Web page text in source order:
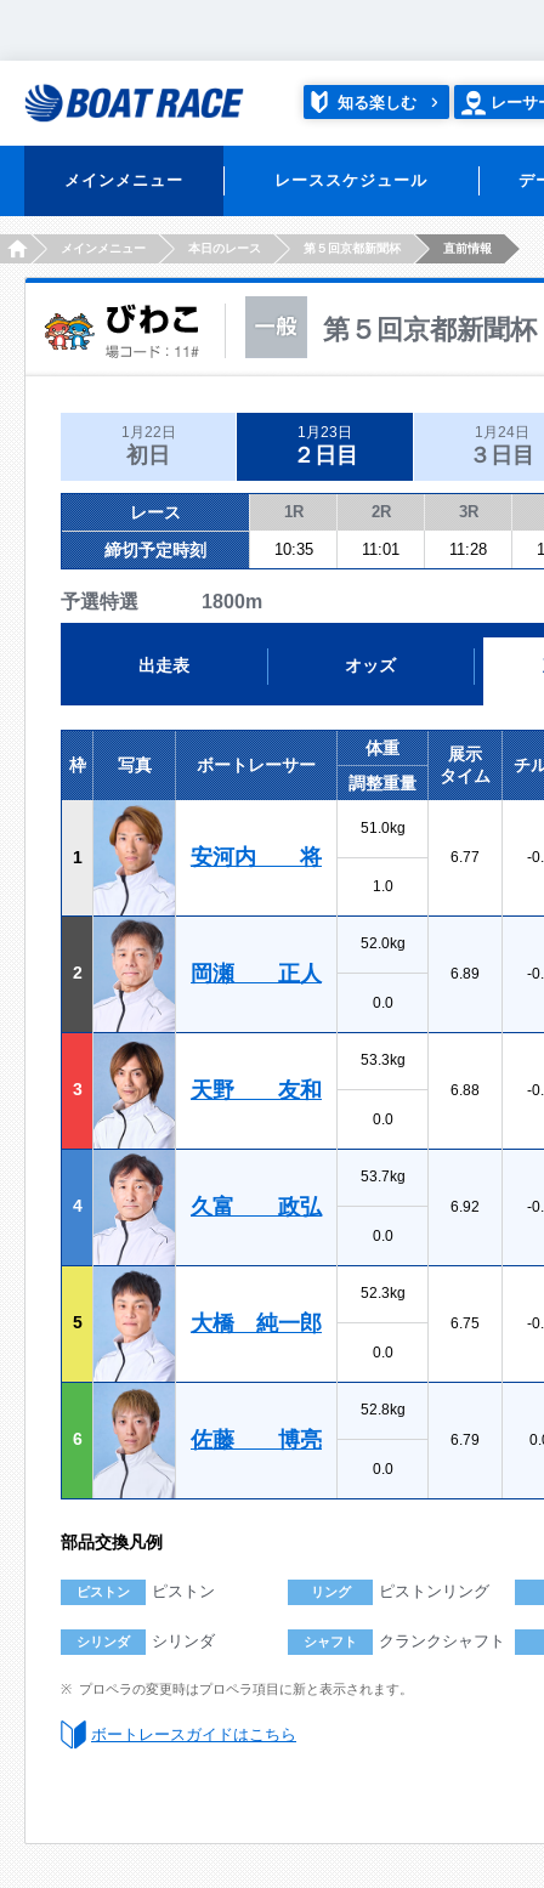
知る楽しむ レーサ
メインメニュー レーススケジュール デ
HOMEメインメニュー 本日のレース 第５回京都新聞杯 直前情報
第５回京都新聞杯
1月22日
初日
1月23日
２日目
1月24日
３日目
レース 1R 2R 3R
締切予定時刻 10:35 11:01 11:28
予選特選 1800m
出走表 オッズ
枠 写真 ボートレーサー
体重
展示
タイム
チ
調整重量
1 安河内 将
51.0kg
6.77
-
1.0
2 岡瀬 正人
52.0kg
6.89
-
0.0
3 天野 友和
53.3kg
6.88
-
0.0
4 久富 政弘
53.7kg
6.92
-
0.0
5 大橋 純一郎
52.3kg
6.75
-
0.0
6 佐藤 博亮
52.8kg
6.79
0.0
部品交換凡例
ピストン ピストン リング ピストンリング
シリンダ シリンダ シャフト クランクシャフト
プロペラの変更時はプロペラ項目に新と表示されます。
ボートレースガイドはこちら